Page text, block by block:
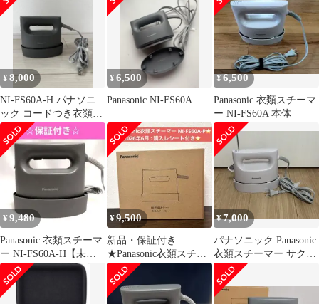
¥8,000
NI-FS60A-H パナソニ
ック コードつき衣類ス
チーマー
¥6,500
Panasonic NI-FS60A
¥6,500
Panasonic 衣類スチーマ
ー NI-FS60A 本体
¥ 9,480
Panasonic 衣類スチーマ
ー NI-FS60A-H【未使
用】保証書付き☆
¥9,500
新品・保証付き
★Panasonic衣類スチー
マー NI-FS60A-P サク
ラ
¥7,000
パナソニック Panasonic
衣類スチーマー サクラ
NI-FS60A-P